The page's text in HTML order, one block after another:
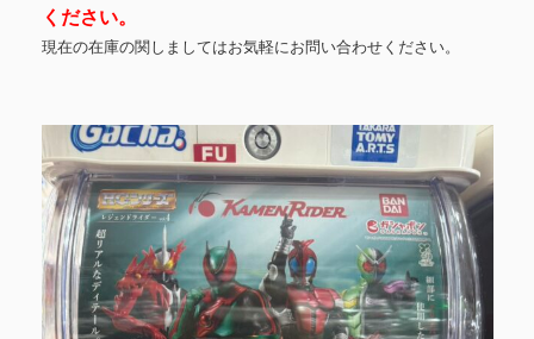
ください。
現在の在庫の関しましてはお気軽にお問い合わせください。